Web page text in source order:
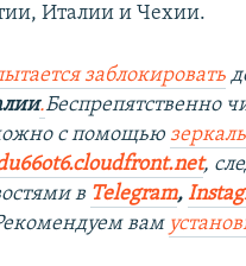
Италии и Чехии.
заблокировать
.Беспрепятственно
с помощью
,
в Telegram,
вам